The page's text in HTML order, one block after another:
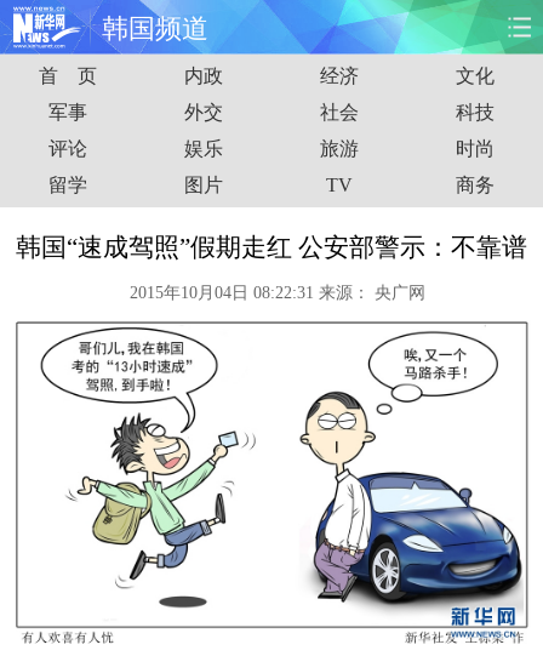
韩国频道
首页 时政 国际 财经
娱乐 体育 人事 教育
时尚 思客 地方 法治
科技 能源 公司
图片 视频 彩票 食品
健康 信息化
公益 军事 无人机
新华广播
新华电视中文 返回PC
首 页 内政 经济
文化
军事
外交 社会
科技
评论
娱乐 旅游
时尚
留学
图片 TV 商务
韩国“速成驾照”假期走红 公安部警示：不靠谱
2015年10月04日 08:22:31 来源： 央广网